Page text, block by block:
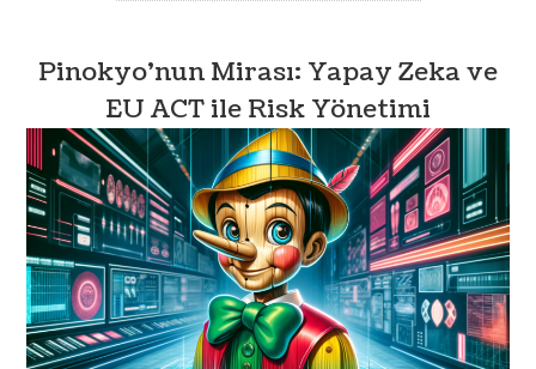
Pinokyo’nun Mirası: Yapay Zeka ve
EU ACT ile Risk Yönetimi